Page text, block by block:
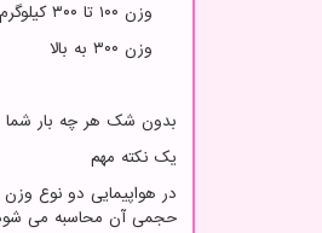
وزن ۱۰۰ تا ۳۰۰ کیلوگرم
وزن ۳۰۰ به بالا
بدون شک هر چه بار شما
یک نکته مهم
در هواپیمایی دو نوع
حجمی آن محاسبه می شود